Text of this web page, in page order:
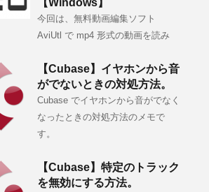
【Windows】
今回は、無料動画編集ソフト
AviUtl で mp4 形式の動画を読み
【Cubase】イヤホンから音
がでないときの対処方法。
Cubase でイヤホンから音がでなく
なったときの対処方法のメモで
す。
【Cubase】特定のトラック
を無効にする方法。